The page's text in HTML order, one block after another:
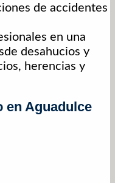
de accidentes
en una
desahucios y
herencias y
en Aguadulce